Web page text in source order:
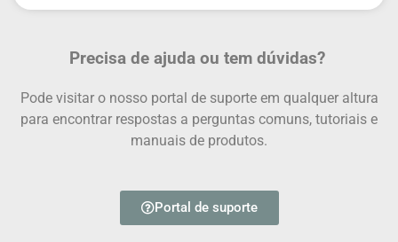
Precisa de ajuda ou tem dúvidas?
Pode visitar o nosso portal de suporte em qualquer altura
para encontrar respostas a perguntas comuns, tutoriais e
manuais de produtos.
Portal de suporte